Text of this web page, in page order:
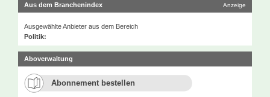
Aus dem Branchenindex Anzeige
Ausgewählte Anbieter aus dem Bereich
Politik:
Aboverwaltung
Abonnement bestellen